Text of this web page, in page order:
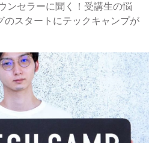
ンセラーに聞く！受講生の悩
のスタートにテックキャンプが